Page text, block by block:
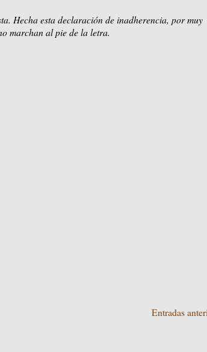
Hecha esta declaración de inadherencia, por muy
marchan al pie de la letra.
Entradas